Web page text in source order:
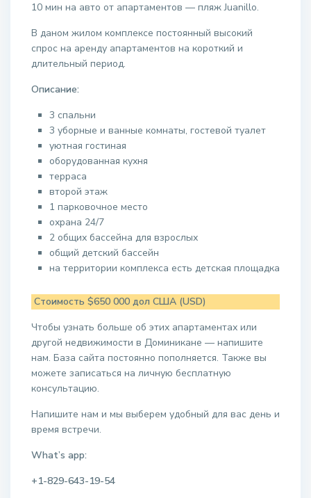
10 мин на авто от апартаментов — пляж Juanillo.
В даном жилом комплексе постоянный высокий
спрос на аренду апартаментов на короткий и
длительный период.
Описание:
3 спальни
3 уборные и ванные комнаты, гостевой туалет
уютная гостиная
оборудованная кухня
терраса
второй этаж
1 парковочное место
охрана 24/7
2 общих бассейна для взрослых
общий детский бассейн
на территории комплекса есть детская площадка
Стоимость $650 000 дол США (USD)
Чтобы узнать больше об этих апартаментах или
другой недвижимости в Доминикане — напишите
нам. База сайта постоянно пополняется. Также вы
можете записаться на личную бесплатную
консультацию.
Напишите нам и мы выберем удобный для вас день и
время встречи.
What’s app:
+1-829-643-19-54